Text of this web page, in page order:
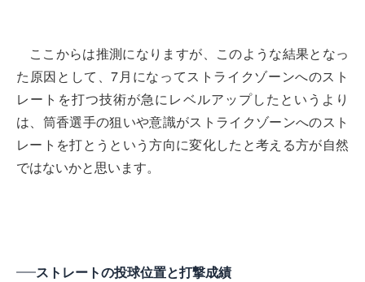
ここからは推測になりますが、このような結果となっ
た原因として、7月になってストライクゾーンへのスト
レートを打つ技術が急にレベルアップしたというより
は、筒香選手の狙いや意識がストライクゾーンへのスト
レートを打とうという方向に変化したと考える方が自然
ではないかと思います。
ストレートの投球位置と打撃成績